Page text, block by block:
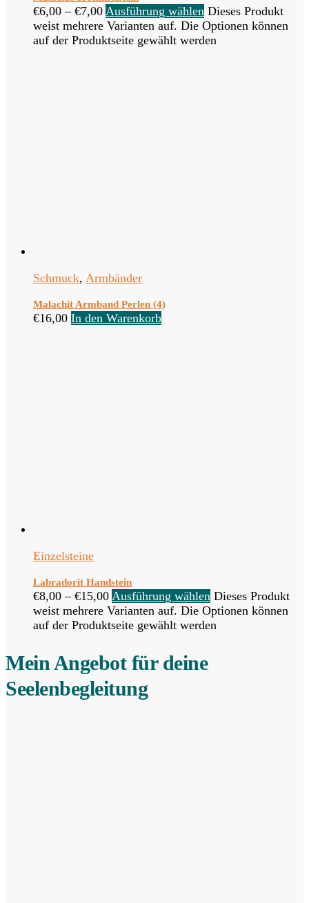
€6,00 – €7,00 Ausführung wählen Dieses Produkt
weist mehrere Varianten auf. Die Optionen können
auf der Produktseite gewählt werden
Schmuck, Armbänder
Malachit Armband Perlen (4)
€16,00 In den Warenkorb
Einzelsteine
Labradorit Handstein
€8,00 – €15,00 Ausführung wählen Dieses Produkt
weist mehrere Varianten auf. Die Optionen können
auf der Produktseite gewählt werden
Mein Angebot für deine
Seelenbegleitung